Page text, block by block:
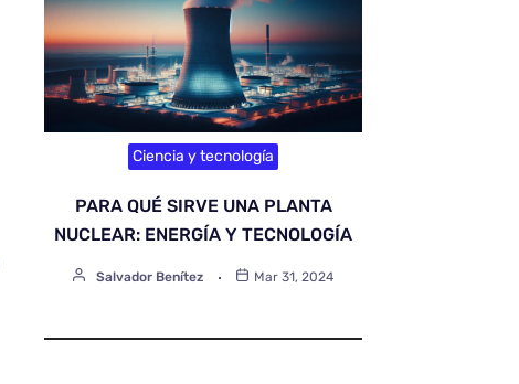
Ciencia y tecnología
PARA QUÉ SIRVE UNA PLANTA
NUCLEAR: ENERGÍA Y TECNOLOGÍA
Salvador Benítez Mar 31, 2024